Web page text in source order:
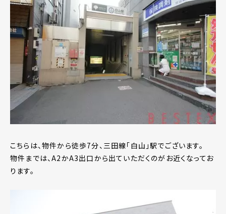
こちらは、物件から徒歩7分、三田線「白山」駅でございます。
物件までは、A2かA3出口から出ていただくのがお近くなってお
ります。